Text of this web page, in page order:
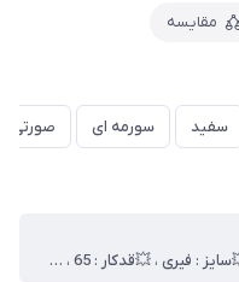
مقایسه
سفید سورمه ای صورتی
💥تیشرت باکسی چاپی ، 💥کد : #80308 ، 💥سایز : فیری ، 💥قدکار : 65 ، 💥 عرض سینه 60 ، 💥جنس : سوپر پنبه ، 🎯کیفیت دوخت و تن خور عالی